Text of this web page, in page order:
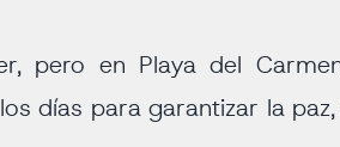
pero en Playa del
días para garantizar la